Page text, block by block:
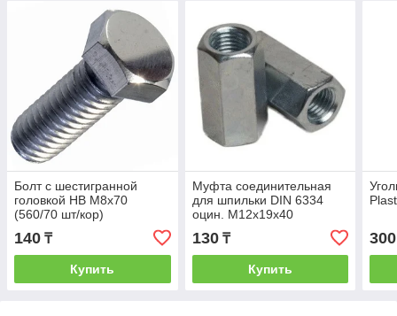
Болт с шестигранной
головкой HB М8х70
(560/70 шт/кор)
140 ₸
Купить
Муфта соединительная
для шпильки DIN 6334
оцин. М12х19х40
130₸
Купить
300